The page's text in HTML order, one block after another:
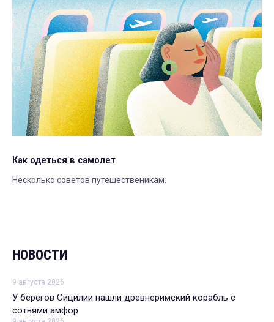
Как одеться в самолет
Несколько советов путешественикам.
НОВОСТИ
9 августа 2026
У берегов Сицилии нашли древнеримский корабль с
сотнями амфор